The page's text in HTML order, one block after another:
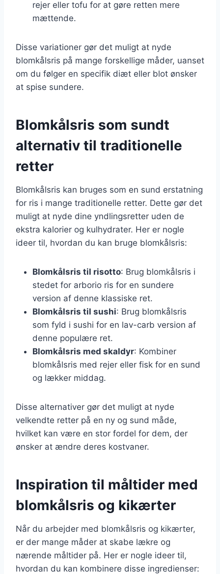
rejer eller tofu for at gøre retten mere
mættende.
Disse variationer gør det muligt at nyde
blomkålsris på mange forskellige måder, uanset
om du følger en specifik diæt eller blot ønsker
at spise sundere.
Blomkålsris som sundt
alternativ til traditionelle
retter
Blomkålsris kan bruges som en sund erstatning
for ris i mange traditionelle retter. Dette gør det
muligt at nyde dine yndlingsretter uden de
ekstra kalorier og kulhydrater. Her er nogle
ideer til, hvordan du kan bruge blomkålsris:
Blomkålsris til risotto: Brug blomkålsris i
stedet for arborio ris for en sundere
version af denne klassiske ret.
Blomkålsris til sushi: Brug blomkålsris
som fyld i sushi for en lav-carb version af
denne populære ret.
Blomkålsris med skaldyr: Kombiner
blomkålsris med rejer eller fisk for en sund
og lækker middag.
Disse alternativer gør det muligt at nyde
velkendte retter på en ny og sund måde,
hvilket kan være en stor fordel for dem, der
ønsker at ændre deres kostvaner.
Inspiration til måltider med
blomkålsris og kikærter
Når du arbejder med blomkålsris og kikærter,
er der mange måder at skabe lækre og
nærende måltider på. Her er nogle ideer til,
hvordan du kan kombinere disse ingredienser: